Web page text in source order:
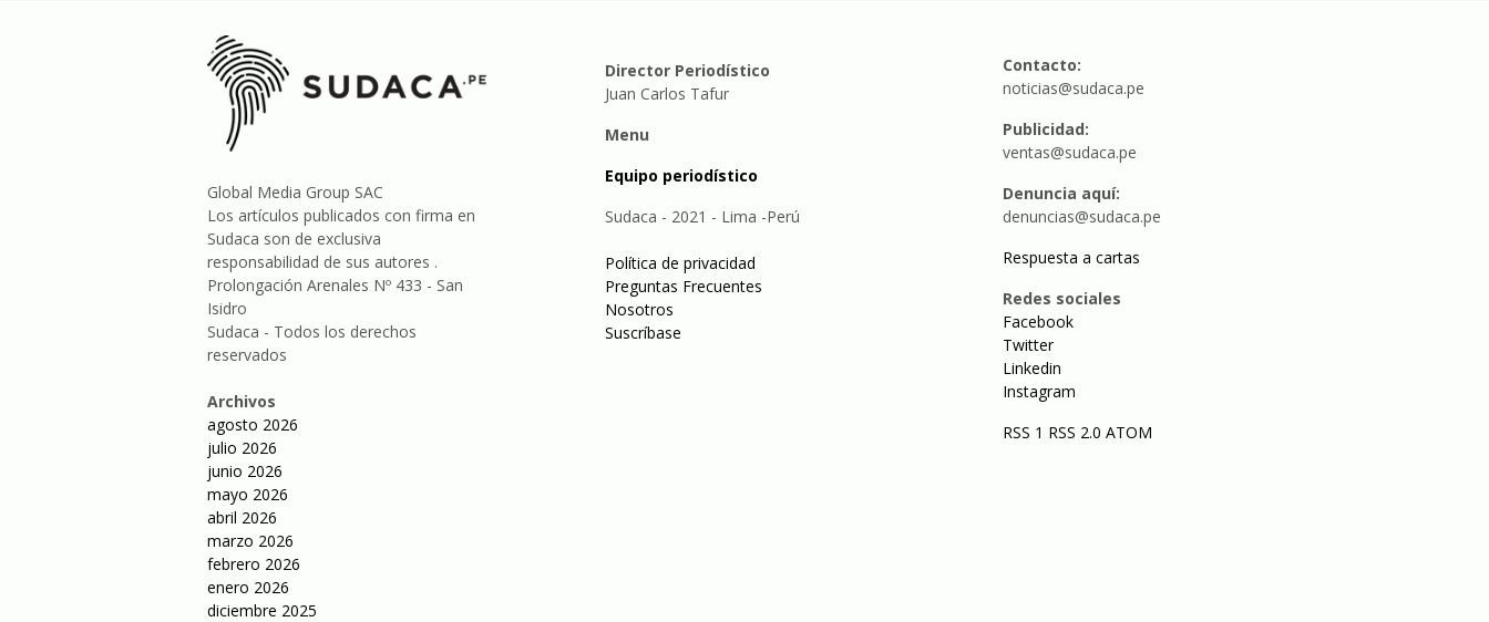
Global Media Group SAC
Los artículos publicados con firma en
Sudaca son de exclusiva
responsabilidad de sus autores .
Prolongación Arenales Nº 433 - San
Isidro
Sudaca - Todos los derechos
reservados
Archivos
agosto 2026
julio 2026
junio 2026
mayo 2026
abril 2026
marzo 2026
febrero 2026
enero 2026
diciembre 2025
Director Periodístico
Juan Carlos Tafur
Menu
Equipo periodístico
Sudaca - 2021 - Lima -Perú
Política de privacidad
Preguntas Frecuentes
Nosotros
Suscríbase
Contacto:
noticias@sudaca.pe
Publicidad:
ventas@sudaca.pe
Denuncia aquí:
denuncias@sudaca.pe
Respuesta a cartas
Redes sociales
Facebook
Twitter
Linkedin
Instagram
RSS 1 RSS 2.0 ATOM